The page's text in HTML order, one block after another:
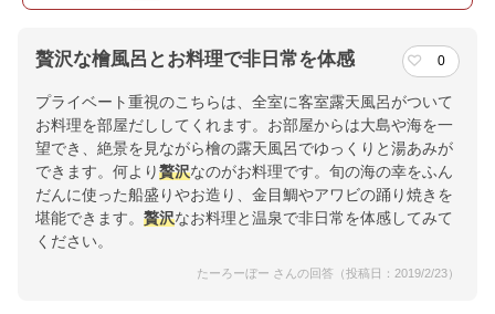
贅沢な檜風呂とお料理で非日常を体感 0
プライベート重視のこちらは、全室に客室露天風呂がついて
お料理を部屋だししてくれます。お部屋からは大島や海を一
望でき、絶景を見ながら檜の露天風呂でゆっくりと湯あみが
できます。何より贅沢なのがお料理です。旬の海の幸をふん
だんに使った船盛りやお造り、金目鯛やアワビの踊り焼きを
堪能できます。 贅沢なお料理と温泉で非日常を体感してみて
ください。
たーろーぼー さんの回答（投稿日：2019/2/23）